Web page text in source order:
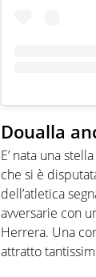
Doualla
E’ nata una
che si è
dell’atletica
avversarie con
Herrera. Una
attratto